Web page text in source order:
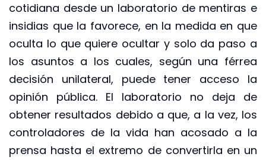
cotidiana desde un laboratorio de mentiras e
insidias que la favorece, en la medida en que
oculta lo que quiere ocultar y solo da paso a
los asuntos a los cuales, según una férrea
decisión unilateral, puede tener acceso la
opinión pública. El laboratorio no deja de
obtener resultados debido a que, a la vez, los
controladores de la vida han acosado a la
prensa hasta el extremo de convertirla en un